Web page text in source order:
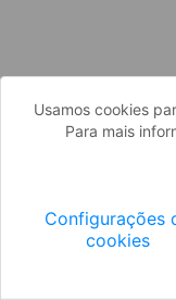
Usamos cookies
Para mais
Configurações
cookies